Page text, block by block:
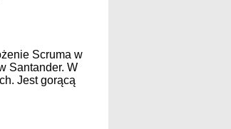
Scruma w
Santander. W
Jest gorącą